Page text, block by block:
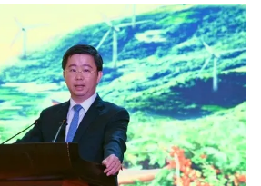
Truyền hình Việt Nam
báo VTV
in và báo điện tử số 483/GP-BTTTT